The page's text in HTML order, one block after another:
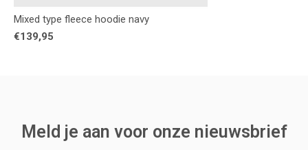
Mixed type fleece hoodie navy
€139,95
Meld je aan voor onze nieuwsbrief